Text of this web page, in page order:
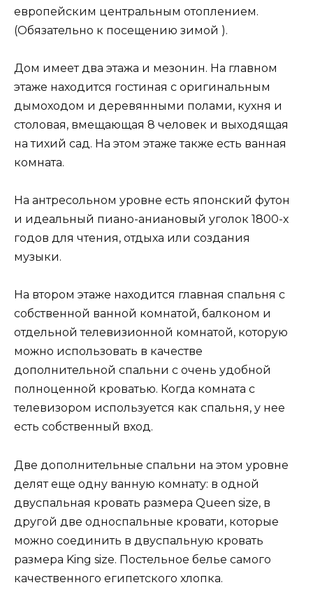
европейским центральным отоплением.
(Обязательно к посещению зимой ).
Дом имеет два этажа и мезонин. На главном
этаже находится гостиная с оригинальным
дымоходом и деревянными полами, кухня и
столовая, вмещающая 8 человек и выходящая
на тихий сад. На этом этаже также есть ванная
комната.
На антресольном уровне есть японский футон
и идеальный пиано-аниановый уголок 1800-х
годов для чтения, отдыха или создания
музыки.
На втором этаже находится главная спальня с
собственной ванной комнатой, балконом и
отдельной телевизионной комнатой, которую
можно использовать в качестве
дополнительной спальни с очень удобной
полноценной кроватью. Когда комната с
телевизором используется как спальня, у нее
есть собственный вход.
Две дополнительные спальни на этом уровне
делят еще одну ванную комнату: в одной
двуспальная кровать размера Queen size, в
другой две односпальные кровати, которые
можно соединить в двуспальную кровать
размера King size. Постельное белье самого
качественного египетского хлопка.